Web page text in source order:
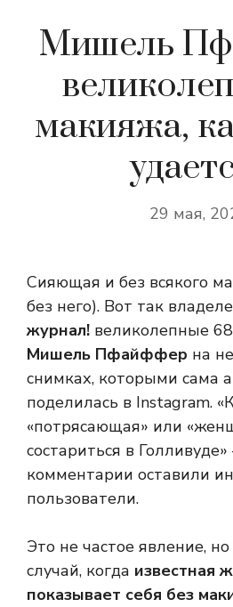
Мишель
макияжа,
29 мая,
Сияющая и без всякого
без него). Вот так
журнал! великолепные
Мишель Пфайффер на
снимках, которыми сама
поделилась в Instagram.
«потрясающая» или
состариться в
комментарии оставили
пользователи.
Это не частое явление,
случай, когда известная
показывает себя без